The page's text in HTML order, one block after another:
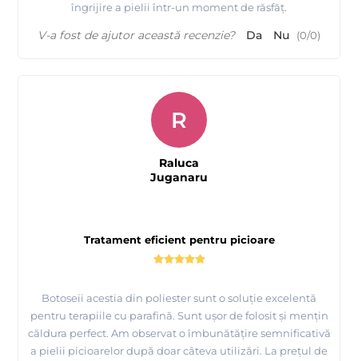
îngrijire a pielii într-un moment de răsfăț.
V-a fost de ajutor această recenzie? Da Nu (0/0)
Tratament eficient pentru picioare
Botoseii acestia din poliester sunt o soluție excelentă
pentru terapiile cu parafină. Sunt ușor de folosit și mențin
căldura perfect. Am observat o îmbunătățire semnificativă
a pielii picioarelor după doar câteva utilizări. La prețul de
R
Raluca
Juganaru